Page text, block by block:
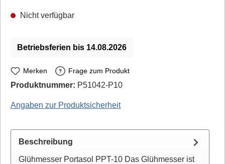
Nicht verfügbar
Betriebsferien bis 14.08.2026
Merken Frage zum Produkt
Produktnummer: P51042-P10
Angaben zur Produktsicherheit
Beschreibung
Glühmesser Portasol PPT-10 Das Glühmesser ist